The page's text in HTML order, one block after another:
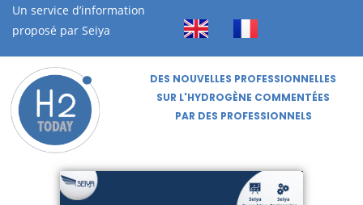
Un service d’information
proposé par Seiya
DES NOUVELLES PROFESSIONNELLES
SUR L'HYDROGÈNE COMMENTÉES
PAR DES PROFESSIONNELS